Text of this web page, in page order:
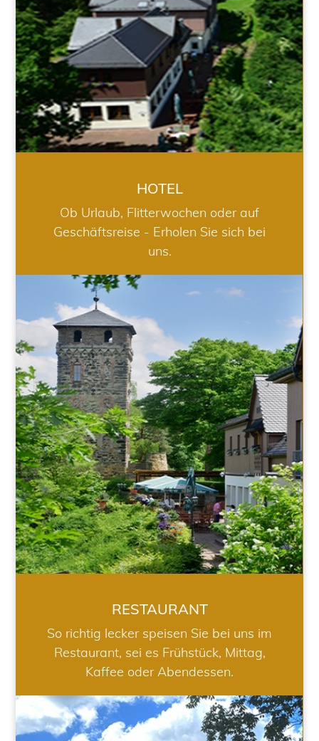
HOTEL
Ob Urlaub, Flitterwochen oder auf
Geschäftsreise - Erholen Sie sich bei
uns.
RESTAURANT
RESTAURANT
So richtig lecker speisen Sie bei uns im
Restaurant, sei es Frühstück, Mittag,
Kaffee oder Abendessen.